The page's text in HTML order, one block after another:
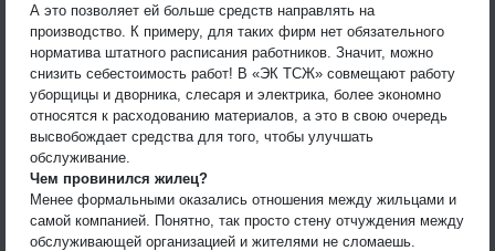
А это позволяет ей больше средств направлять на
производство. К примеру, для таких фирм нет обязательного
норматива штатного расписания работников. Значит, можно
снизить себестоимость работ! В «ЭК ТСЖ» совмещают работу
уборщицы и дворника, слесаря и электрика, более экономно
относятся к расходованию материалов, а это в свою очередь
высвобождает средства для того, чтобы улучшать
обслуживание.
Чем провинился жилец?
Менее формальными оказались отношения между жильцами и
самой компанией. Понятно, так просто стену отчуждения между
обслуживающей организацией и жителями не сломаешь.